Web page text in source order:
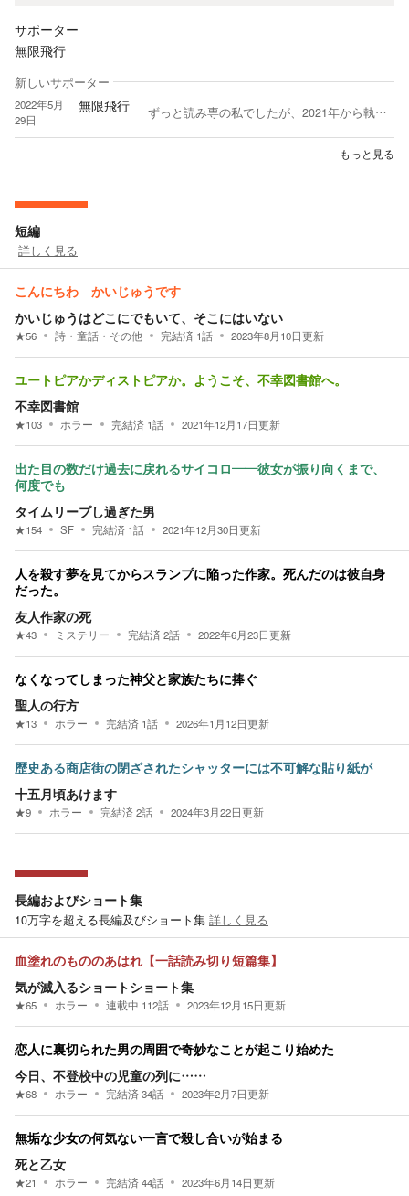
サポーター
無限飛行
新しいサポーター
2022年5月
29日
無限飛行 ずっと読み専の私でしたが、2021年から執筆を始めました。 異世界もの、転生もの、恋愛ものを中心に執筆をしています。 まだまだ稚拙なところが目立ちますが、どうかご容赦下さい。 今後は挿し絵等も手掛けていきたいと思っております。 素人作家ですが、今後も宜しくお願い申し上げますです。
もっと見る
短編
詳しく見る
こんにちわ かいじゅうです
かいじゅうはどこにでもいて、そこにはいない
★56 詩・童話・その他 完結済 1話 2023年8月10日更新
ユートピアかディストピアか。ようこそ、不幸図書館へ。
不幸図書館
★103 ホラー 完結済 1話 2021年12月17日更新
出た目の数だけ過去に戻れるサイコロ――彼女が振り向くまで、
何度でも
タイムリープし過ぎた男
★154 SF 完結済 1話 2021年12月30日更新
人を殺す夢を見てからスランプに陥った作家。死んだのは彼自身
だった。
友人作家の死
★43 ミステリー 完結済2話 2022年6月23日更新
なくなってしまった神父と家族たちに捧ぐ
聖人の行方
★13 ホラー 完結済 1話 2026年1月12日更新
歴史ある商店街の閉ざされたシャッターには不可解な貼り紙が
十五月頃あけます
★9 ホラー 完結済2話 2024年3月22日更新
長編およびショート集
10万字を超える長編及びショート集 詳しく見る
血塗れのもののあはれ【一話読み切り短篇集】
気が滅入るショートショート集
★65 ホラー 連載中 112話 2023年12月15日更新
恋人に裏切られた男の周囲で奇妙なことが起こり始めた
今日、不登校中の児童の列に……
★68 ホラー 完結済34話 2023年2月7日更新
無垢な少女の何気ない一言で殺し合いが始まる
死と乙女
★21 ホラー 完結済44話 2023年6月14日更新